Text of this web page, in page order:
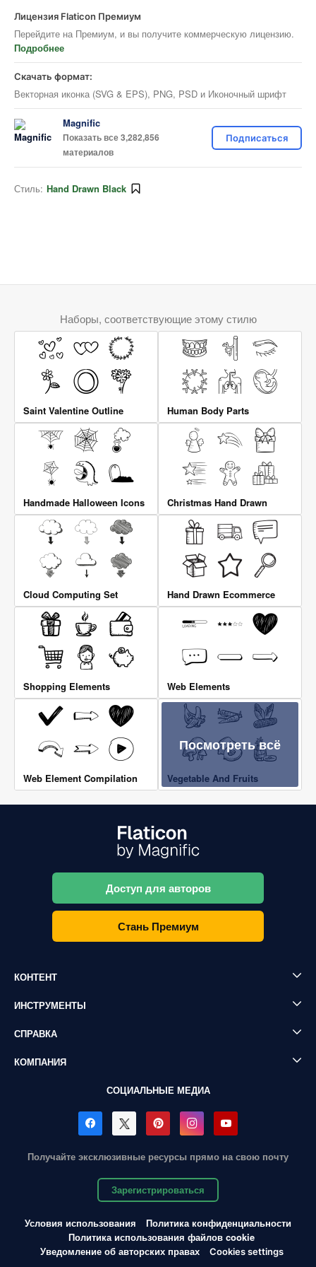
Лицензия Flaticon Премиум
Перейдите на Премиум, и вы получите коммерческую лицензию.
Подробнее
Скачать формат:
Векторная иконка (SVG & EPS), PNG, PSD и Иконочный шрифт
Magnific
Показать все 3,282,856
материалов
Подписаться
Стиль: Hand Drawn Black
Наборы, соответствующие этому стилю
Saint Valentine Outline Human Body Parts
Handmade Halloween Icons Christmas Hand Drawn
Cloud Computing Set Hand Drawn Ecommerce
Shopping Elements Web Elements
Web Element Compilation
Посмотреть всё
Vegetable And Fruits
Доступ для авторов
Стань Премиум
КОНТЕНТ
ИНСТРУМЕНТЫ
СПРАВКА
КОМПАНИЯ
СОЦИАЛЬНЫЕ МЕДИА
Получайте эксклюзивные ресурсы прямо на свою почту
Зарегистрироваться
Условия использования
Политика конфиденциальности
Политика использования файлов cookie
Уведомление об авторских правах
Cookies settings